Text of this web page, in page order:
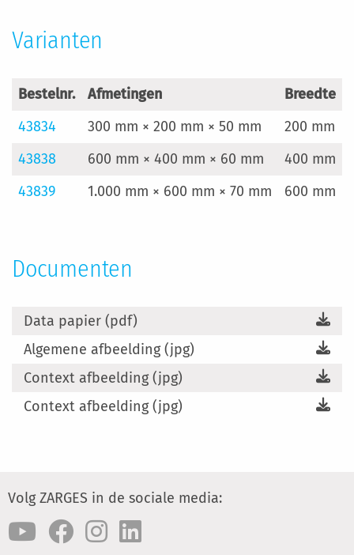
Varianten
Bestelnr. Afmetingen Breedte
43834
300 mm × 200 mm × 50 mm 200 mm
43838
600 mm × 400 mm × 60 mm 400 mm
43839
1.000 mm × 600 mm × 70 mm 600 mm
Documenten
Data papier (pdf)
Algemene afbeelding (jpg)
Context afbeelding (jpg)
Context afbeelding (jpg)
Volg ZARGES in de sociale media: